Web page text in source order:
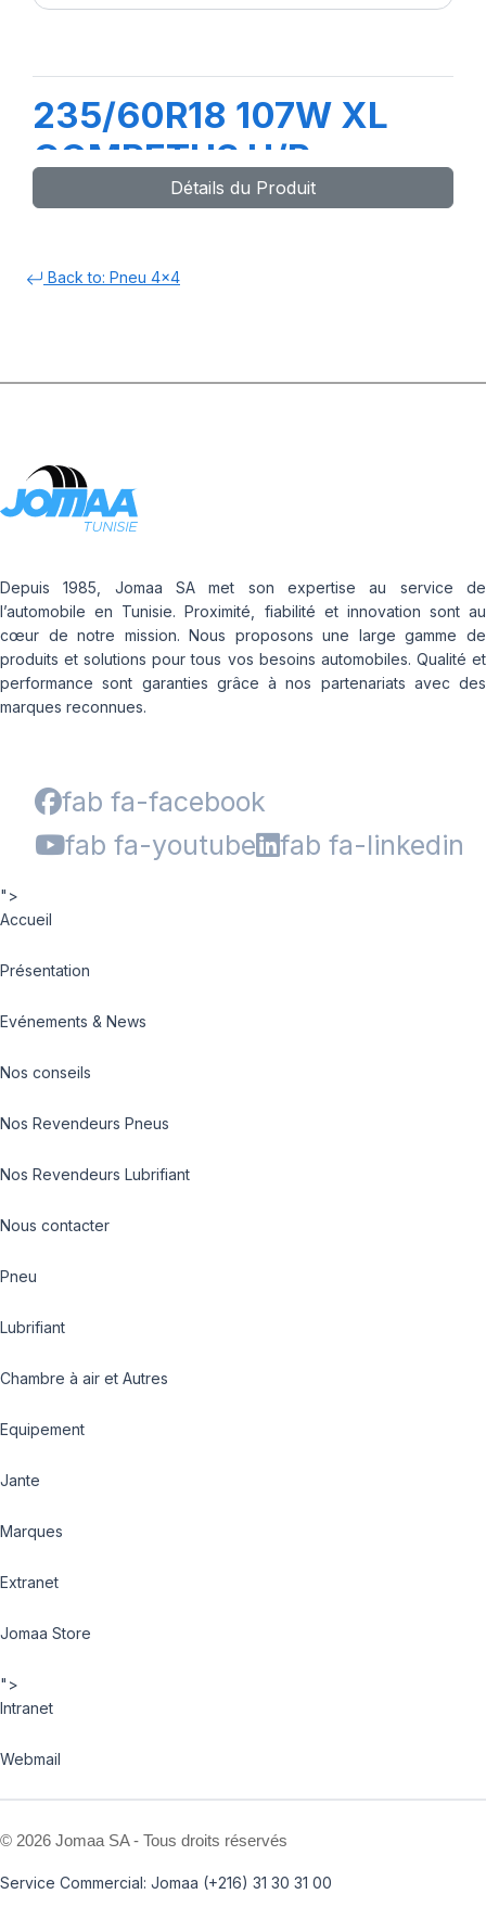
235/60R18 107W XL
COMPETUS H/P
Détails du Produit
Back to: Pneu 4x4
Depuis 1985, Jomaa SA met son expertise au service de
l’automobile en Tunisie. Proximité, fiabilité et innovation sont au
cœur de notre mission. Nous proposons une large gamme de
produits et solutions pour tous vos besoins automobiles. Qualité et
performance sont garanties grâce à nos partenariats avec des
marques reconnues.
fab fa-facebook
fab fa-youtube
fab fa-linkedin
">
Accueil
Présentation
Evénements & News
Nos conseils
Nos Revendeurs Pneus
Nos Revendeurs Lubrifiant
Nous contacter
Pneu
Lubrifiant
Chambre à air et Autres
Equipement
Jante
Marques
Extranet
Jomaa Store
">
Intranet
Webmail
© 2026 Jomaa SA - Tous droits réservés
Service Commercial: Jomaa (+216) 31 30 31 00